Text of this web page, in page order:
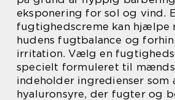
eksponering for sol og vind.
fugtighedscreme kan hjælpe
hudens fugtbalance og
irritation. Vælg en
specielt formuleret til
indeholder ingredienser som
hyaluronsyre, der fugter og